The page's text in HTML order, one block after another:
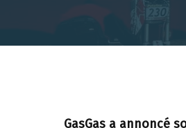
GasGas a annoncé